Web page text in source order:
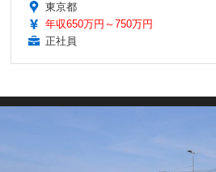
東京都
年収650万円～750万円
正社員